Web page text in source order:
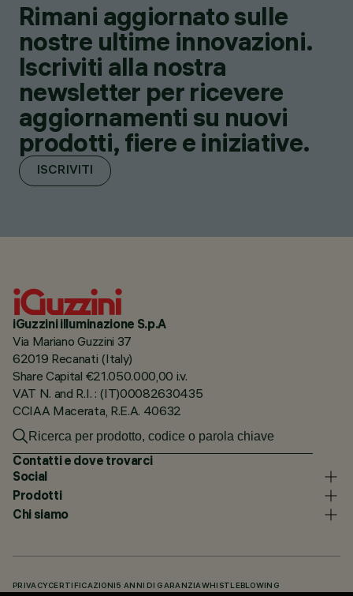
Rimani aggiornato sulle
nostre ultime innovazioni.
Iscriviti alla nostra
newsletter per ricevere
aggiornamenti su nuovi
prodotti, fiere e iniziative.
ISCRIVITI
iGuzzini illuminazione S.p.A
Via Mariano Guzzini 37
62019 Recanati (Italy)
Share Capital €21.050.000,00 i.v.
VAT N. and R.I. : (IT)00082630435
CCIAA Macerata, R.E.A. 40632
Contatti e dove trovarci
Social
Prodotti
Chi siamo
PRIVACY CERTIFICAZIONI 5 ANNI DI GARANZIAWHISTLEBLOWING